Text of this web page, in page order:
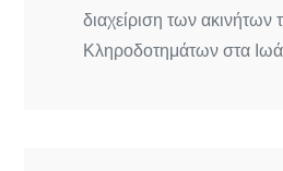
διαχείριση των
Κληροδοτημάτων στα